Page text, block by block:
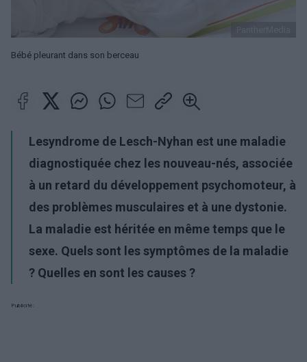
Bébé pleurant dans son berceau
Lesyndrome de Lesch-Nyhan est une maladie
diagnostiquée chez les nouveau-nés, associée
à un retard du développement psychomoteur, à
des problèmes musculaires et à une dystonie.
La maladie est héritée en même temps que le
sexe. Quels sont les symptômes de la maladie
? Quelles en sont les causes ?
Publicité: